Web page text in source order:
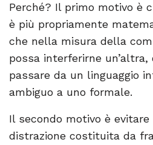
Perché? Il primo motivo è
è più propriamente
che nella misura della
possa interferirne
passare da un linguaggio
ambiguo a uno formale.
Il secondo motivo è evitare
distrazione costituita da